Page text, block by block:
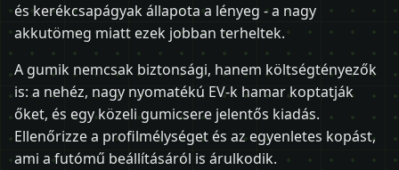
és kerékcsapágyak állapota a lényeg - a nagy
akkutömeg miatt ezek jobban terheltek.
A gumik nemcsak biztonsági, hanem költségtényezők
is: a nehéz, nagy nyomatékú EV-k hamar koptatják
őket, és egy közeli gumicsere jelentős kiadás.
Ellenőrizze a profilmélységet és az egyenletes kopást,
ami a futómű beállításáról is árulkodik.